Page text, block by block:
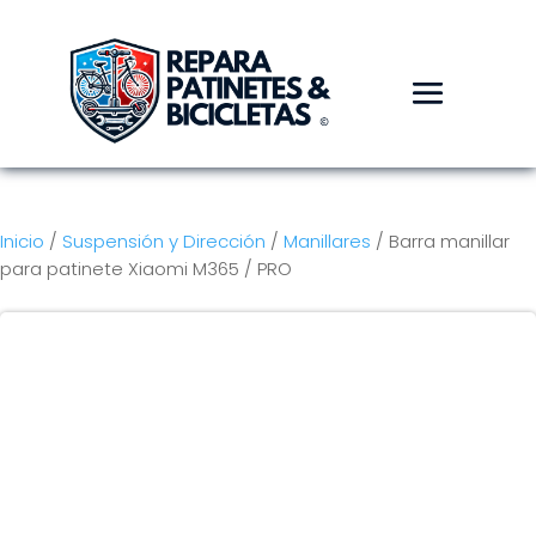
Inicio / Suspensión y Dirección / Manillares / Barra manillar
para patinete Xiaomi M365 / PRO